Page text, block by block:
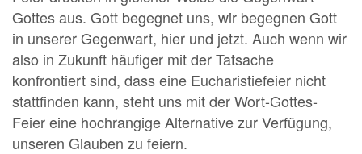
Gottes aus. Gott begegnet uns, wir begegnen Gott
in unserer Gegenwart, hier und jetzt. Auch wenn wir
also in Zukunft häufiger mit der Tatsache
konfrontiert sind, dass eine Eucharistiefeier nicht
stattfinden kann, steht uns mit der Wort-Gottes-
Feier eine hochrangige Alternative zur Verfügung,
unseren Glauben zu feiern.